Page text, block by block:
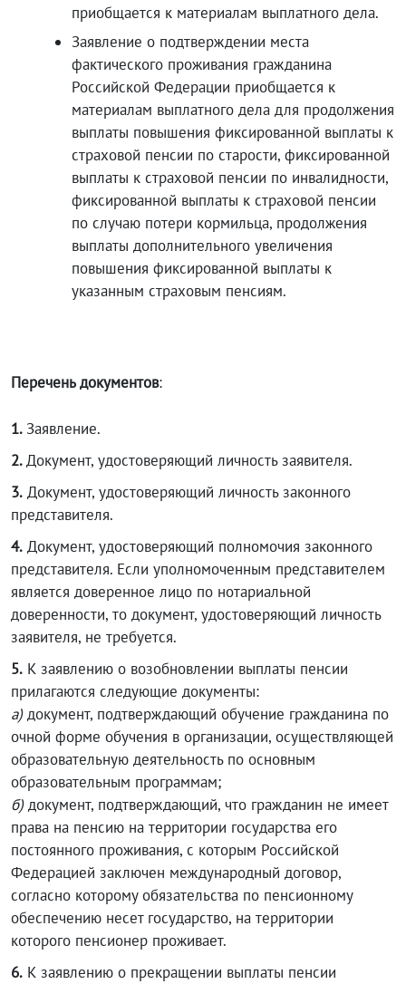
приобщается к материалам выплатного дела.
Заявление о подтверждении места
фактического проживания гражданина
Российской Федерации приобщается к
материалам выплатного дела для продолжения
выплаты повышения фиксированной выплаты к
страховой пенсии по старости, фиксированной
выплаты к страховой пенсии по инвалидности,
фиксированной выплаты к страховой пенсии
по случаю потери кормильца, продолжения
выплаты дополнительного увеличения
повышения фиксированной выплаты к
указанным страховым пенсиям.
Перечень документов:
1. Заявление.
2.Документ, удостоверяющий личность заявителя.
3. Документ, удостоверяющий личность законного
представителя.
4. Документ, удостоверяющий полномочия законного
представителя. Если уполномоченным представителем
является доверенное лицо по нотариальной
доверенности, то документ, удостоверяющий личность
заявителя, не требуется.
5. К заявлению о возобновлении выплаты пенсии
прилагаются следующие документы:
а)документ, подтверждающий обучение гражданина по
очной форме обучения в организации, осуществляющей
образовательную деятельность по основным
образовательным программам;
б)документ, подтверждающий, что гражданин не имеет
права на пенсию на территории государства его
постоянного проживания, с которым Российской
Федерацией заключен международный договор,
согласно которому обязательства по пенсионному
обеспечению несет государство, на территории
которого пенсионер проживает.
6. К заявлению о прекращении выплаты пенсии